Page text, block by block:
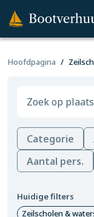
Hoofdpagina
Categorie
Aantal pers.
Huidige filters
Zeilscholen &